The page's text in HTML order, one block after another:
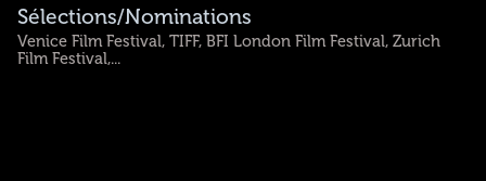
Sélections/Nominations
Venice Film Festival, TIFF, BFI London Film Festival, Zurich
Film Festival,...